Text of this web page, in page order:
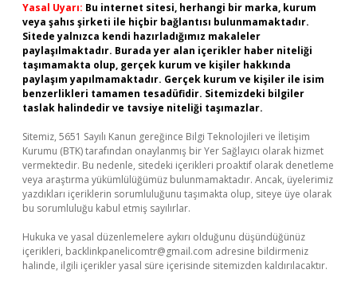
Yasal Uyarı: Bu internet sitesi, herhangi bir marka, kurum
veya şahıs şirketi ile hiçbir bağlantısı bulunmamaktadır.
Sitede yalnızca kendi hazırladığımız makaleler
paylaşılmaktadır. Burada yer alan içerikler haber niteliği
taşımamakta olup, gerçek kurum ve kişiler hakkında
paylaşım yapılmamaktadır. Gerçek kurum ve kişiler ile isim
benzerlikleri tamamen tesadüfidir. Sitemizdeki bilgiler
taslak halindedir ve tavsiye niteliği taşımazlar.
Sitemiz, 5651 Sayılı Kanun gereğince Bilgi Teknolojileri ve İletişim
Kurumu (BTK) tarafından onaylanmış bir Yer Sağlayıcı olarak hizmet
vermektedir. Bu nedenle, sitedeki içerikleri proaktif olarak denetleme
veya araştırma yükümlülüğümüz bulunmamaktadır. Ancak, üyelerimiz
yazdıkları içeriklerin sorumluluğunu taşımakta olup, siteye üye olarak
bu sorumluluğu kabul etmiş sayılırlar.
Hukuka ve yasal düzenlemelere aykırı olduğunu düşündüğünüz
içerikleri, backlinkpanelicomtr@gmail.com adresine bildirmeniz
halinde, ilgili içerikler yasal süre içerisinde sitemizden kaldırılacaktır.